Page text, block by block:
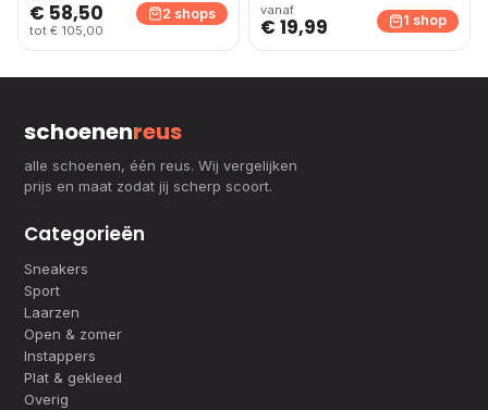
€ 58,50
tot € 105,00
2 shops vanaf
€ 19,99 1 shop
schoenenreus
alle schoenen, één reus. Wij vergelijken
prijs en maat zodat jij scherp scoort.
Categorieën
Sneakers
Sport
Laarzen
Open & zomer
Instappers
Plat & gekleed
Overig